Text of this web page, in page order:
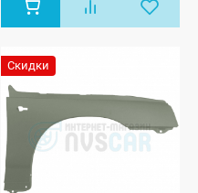
Скидки